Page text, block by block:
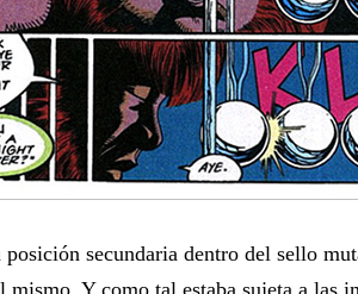
posición secundaria dentro del sello
mismo. Y como tal estaba sujeta a las